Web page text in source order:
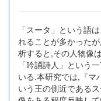
「スータ」という語
れることが多かった
析すると,その人物像
「吟誦詩人」という
いる.本研究では,『マ
いう王の側近である